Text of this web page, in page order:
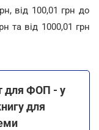
від 100,01 грн до
та від 1000,01 грн
для ФОП - у
для